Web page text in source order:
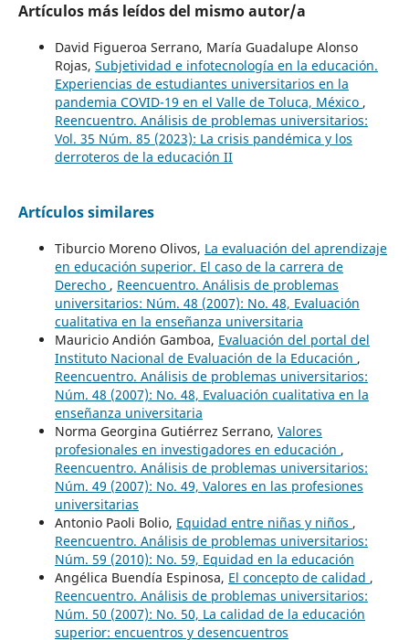
Artículos más leídos del mismo autor/a
David Figueroa Serrano, María Guadalupe Alonso
Rojas, Subjetividad e infotecnología en la educación.
Experiencias de estudiantes universitarios en la
pandemia COVID-19 en el Valle de Toluca, México ,
Reencuentro. Análisis de problemas universitarios:
Vol. 35 Núm. 85 (2023): La crisis pandémica y los
derroteros de la educación II
Artículos similares
Tiburcio Moreno Olivos, La evaluación del aprendizaje
en educación superior. El caso de la carrera de
Derecho , Reencuentro. Análisis de problemas
universitarios: Núm. 48 (2007): No. 48, Evaluación
cualitativa en la enseñanza universitaria
Mauricio Andión Gamboa, Evaluación del portal del
Instituto Nacional de Evaluación de la Educación ,
Reencuentro. Análisis de problemas universitarios:
Núm. 48 (2007): No. 48, Evaluación cualitativa en la
enseñanza universitaria
Norma Georgina Gutiérrez Serrano, Valores
profesionales en investigadores en educación ,
Reencuentro. Análisis de problemas universitarios:
Núm. 49 (2007): No. 49, Valores en las profesiones
universitarias
Antonio Paoli Bolio, Equidad entre niñas y niños ,
Reencuentro. Análisis de problemas universitarios:
Núm. 59 (2010): No. 59, Equidad en la educación
Angélica Buendía Espinosa, El concepto de calidad ,
Reencuentro. Análisis de problemas universitarios:
Núm. 50 (2007): No. 50, La calidad de la educación
superior: encuentros y desencuentros